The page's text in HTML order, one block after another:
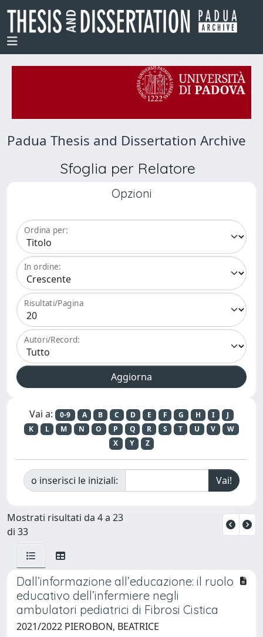
Padua Thesis and Dissertation Archive
Sfoglia per Relatore
Opzioni
Ordina per:
In ordine:
Risultati/Pagina
Autori/Record:
Vai a: 0-9 A B C D E F G H I
J
K
L M N O P Q R S T U V
W
X
Y Z
o inserisci le iniziali:
Mostrati risultati da 4 a 23
di 33
Dall’informazione all’educazione: il ruolo
educativo dell’infermiere negli
ambulatori pediatrici di Fibrosi Cistica
2021/2022 PIEROBON, BEATRICE